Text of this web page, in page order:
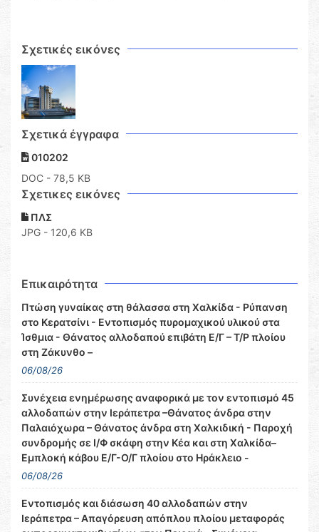
Σχετικές εικόνες
Σχετικά έγγραφα
010202
DOC - 78,5 KB
Σχετικες εικόνες
ΠΛΣ
JPG - 120,6 KB
Επικαιρότητα
Πτώση γυναίκας στη θάλασσα στη Χαλκίδα - Ρύπανση
στο Κερατσίνι - Εντοπισμός πυρομαχικού υλικού στα
Ίσθμια - Θάνατος αλλοδαπού επιβάτη Ε/Γ – Τ/Ρ πλοίου
στη Ζάκυνθο –
06/08/26
Συνέχεια ενημέρωσης αναφορικά με τον εντοπισμό 45
αλλοδαπών στην Ιεράπετρα –Θάνατος άνδρα στην
Παλαιόχωρα – Θάνατος άνδρα στη Χαλκιδική - Παροχή
συνδρομής σε Ι/Φ σκάφη στην Κέα και στη Χαλκίδα–
Εμπλοκή κάβου Ε/Γ-Ο/Γ πλοίου στο Ηράκλειο -
06/08/26
Εντοπισμός και διάσωση 40 αλλοδαπών στην
Ιεράπετρα – Απαγόρευση απόπλου πλοίου μεταφοράς